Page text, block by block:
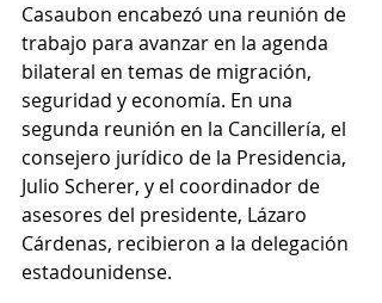
Casaubon encabezó una reunión de
trabajo para avanzar en la agenda
bilateral en temas de migración,
seguridad y economía. En una
segunda reunión en la Cancillería, el
consejero jurídico de la Presidencia,
Julio Scherer, y el coordinador de
asesores del presidente, Lázaro
Cárdenas, recibieron a la delegación
estadounidense.